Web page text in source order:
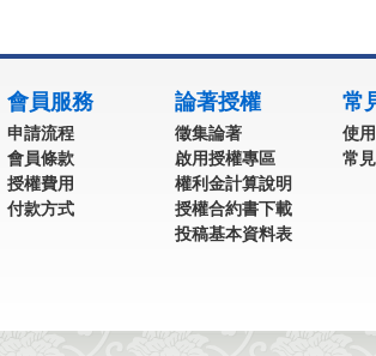
會員服務
申請流程
會員條款
授權費用
付款方式
論著授權
徵集論著
啟用授權專區
權利金計算說明
授權合約書下載
投稿基本資料表
常
使
常